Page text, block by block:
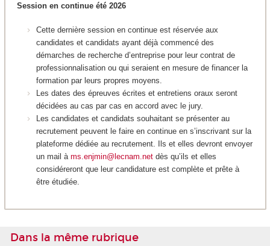
Session en continue été 2026
Cette dernière session en continue est réservée aux
candidates et candidats ayant déjà commencé des
démarches de recherche d’entreprise pour leur contrat de
professionnalisation ou qui seraient en mesure de financer la
formation par leurs propres moyens.
Les dates des épreuves écrites et entretiens oraux seront
décidées au cas par cas en accord avec le jury.
Les candidates et candidats souhaitant se présenter au
recrutement peuvent le faire en continue en s’inscrivant sur la
plateforme dédiée au recrutement. Ils et elles devront envoyer
un mail à ms.enjmin@lecnam.net dès qu’ils et elles
considéreront que leur candidature est complète et prête à
être étudiée.
Dans la même rubrique